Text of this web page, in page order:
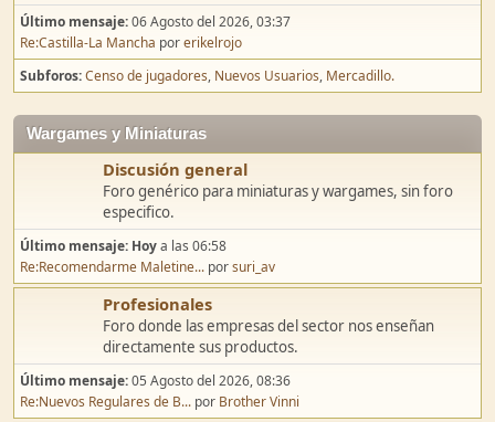
Último mensaje:06 Agosto del 2026, 03:37
Re:Castilla-La Mancha porerikelrojo
Subforos Censo de jugadores Nuevos Usuarios Mercadillo.
Wargames y Miniaturas
Discusión general
Foro genérico para miniaturas y wargames, sin foro
especifico.
Último mensaje: Hoya las 06:58
Re:Recomendarme Maletine... porsuri_av
Profesionales
Foro donde las empresas del sector nos enseñan
directamente sus productos.
Último mensaje:05 Agosto del 2026, 08:36
Re:Nuevos Regulares de B... por Brother Vinni